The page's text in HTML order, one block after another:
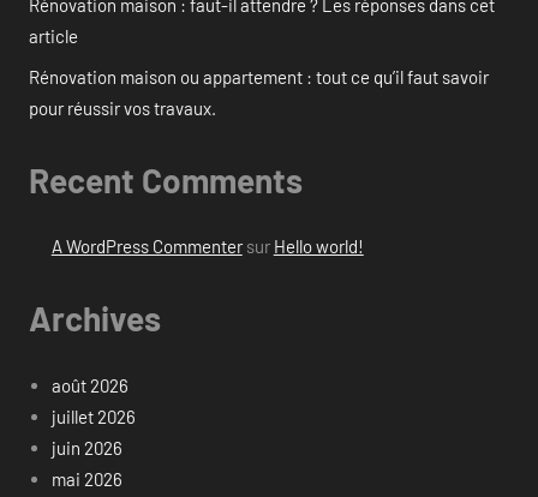
Rénovation maison : faut-il attendre ? Les réponses dans cet
article
Rénovation maison ou appartement : tout ce qu’il faut savoir
pour réussir vos travaux.
Recent Comments
A WordPress Commentersur Hello world!
Archives
août 2026
juillet 2026
juin 2026
mai 2026